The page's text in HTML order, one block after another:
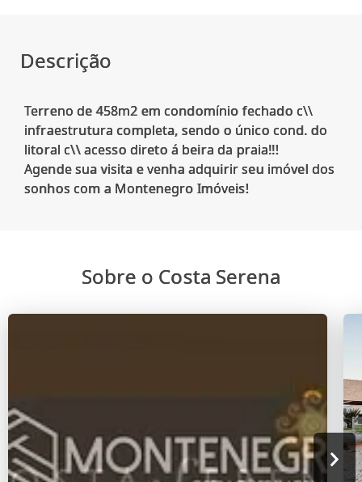
Descrição
Terreno de 458m2 em condomínio fechado c\\
infraestrutura completa, sendo o único cond. do
litoral c\\ acesso direto á beira da praia!!!
Agende sua visita e venha adquirir seu imóvel dos
sonhos com a Montenegro Imóveis!
Sobre o Costa Serena